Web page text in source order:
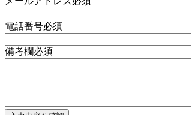
電話番号必須
備考欄必須